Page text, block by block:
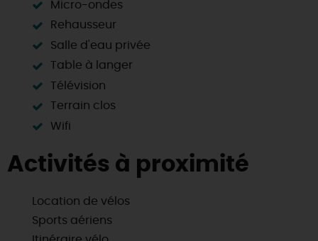
Micro-ondes
Rehausseur
Salle d'eau privée
Table à langer
Télévision
Terrain clos
Wifi
Activités à proximité
Location de vélos
Sports aériens